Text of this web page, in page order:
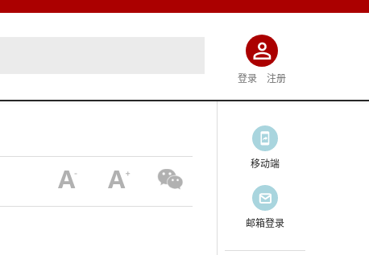
登录 注册
移动端
邮箱登录